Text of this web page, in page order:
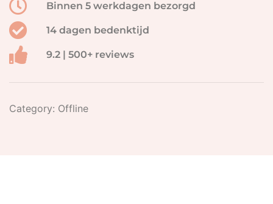
Binnen 5 werkdagen bezorgd
14 dagen bedenktijd
9.2 | 500+ reviews
Category: Offline